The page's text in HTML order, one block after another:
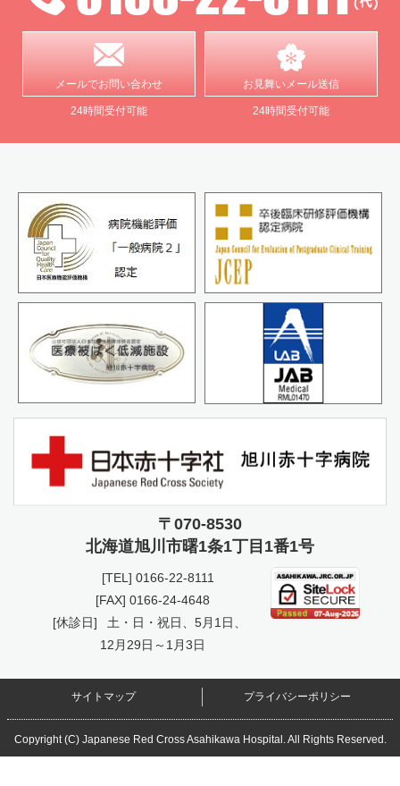
メールでお問い合わせ
24時間受付可能
お見舞い メール送信
24時間受付可能
〒070-8530
北海道旭川市曙1条1丁目1番1号
[TEL] 0166-22-8111
[FAX] 0166-24-4648
[休診日]
土・日・祝日、5月1日、
12月29日～1月3日
サイトマップ プライバシーポリシー
Copyright (C) Japanese Red Cross Asahikawa Hospital. All Rights Reserved.